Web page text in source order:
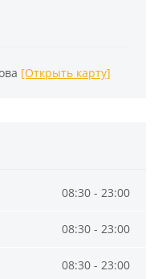
[Открыть карту]
08:30 - 23:00
08:30 - 23:00
08:30 - 23:00